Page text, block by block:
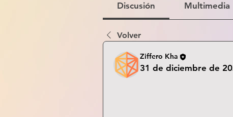
Discusión Multimedia
Volver
Ziffero Kha
31 de diciembre de